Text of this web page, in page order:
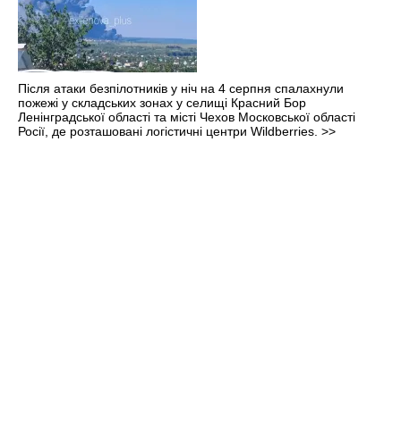
Після атаки безпілотників у ніч на 4 серпня спалахнули
пожежі у складських зонах у селищі Красний Бор
Ленінградської області та місті Чехов Московської області
Росії, де розташовані логістичні центри Wildberries. >>